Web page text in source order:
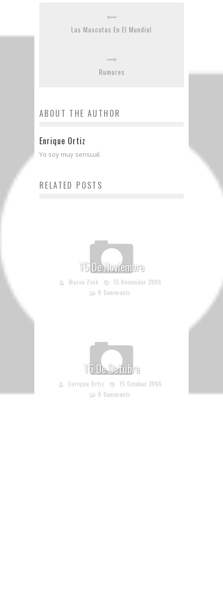
Las Mascotas En El Mundial
Rumores
ABOUT THE AUTHOR
Enrique Ortiz
Yo soy muy sensual.
RELATED POSTS
15 De Noviembre
Marco Zink
15 November 2006
0 Comments
15 De Octubre
Enrique Ortiz
15 October 2006
0 Comments